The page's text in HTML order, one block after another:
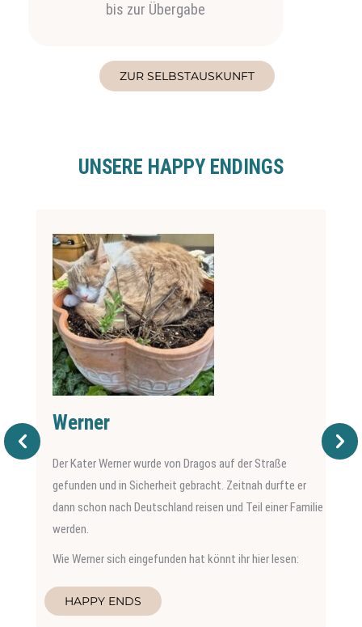
bis zur Übergabe
ZUR SELBSTAUSKUNFT
UNSERE HAPPY ENDINGS
Werner
Der Kater Werner wurde von Dragos auf der Straße
gefunden und in Sicherheit gebracht. Zeitnah durfte er
dann schon nach Deutschland reisen und Teil einer Familie
werden.
Wie Werner sich eingefunden hat könnt ihr hier lesen:
HAPPY ENDS